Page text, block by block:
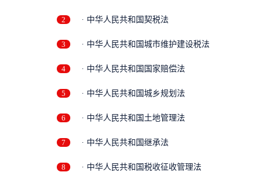
2 · 中华人民共和国契税法
3 · 中华人民共和国城市维护建设税法
4 · 中华人民共和国国家赔偿法
5 · 中华人民共和国城乡规划法
6 · 中华人民共和国土地管理法
7 · 中华人民共和国继承法
8 · 中华人民共和国税收征收管理法